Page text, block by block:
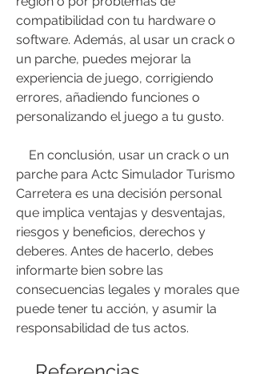
compatibilidad con tu hardware o
software. Además, al usar un crack o
un parche, puedes mejorar la
experiencia de juego, corrigiendo
errores, añadiendo funciones o
personalizando el juego a tu gusto.
parche para Actc Simulador Turismo
Carretera es una decisión personal
que implica ventajas y desventajas,
riesgos y beneficios, derechos y
deberes. Antes de hacerlo, debes
informarte bien sobre las
consecuencias legales y morales que
puede tener tu acción, y asumir la
responsabilidad de tus actos.